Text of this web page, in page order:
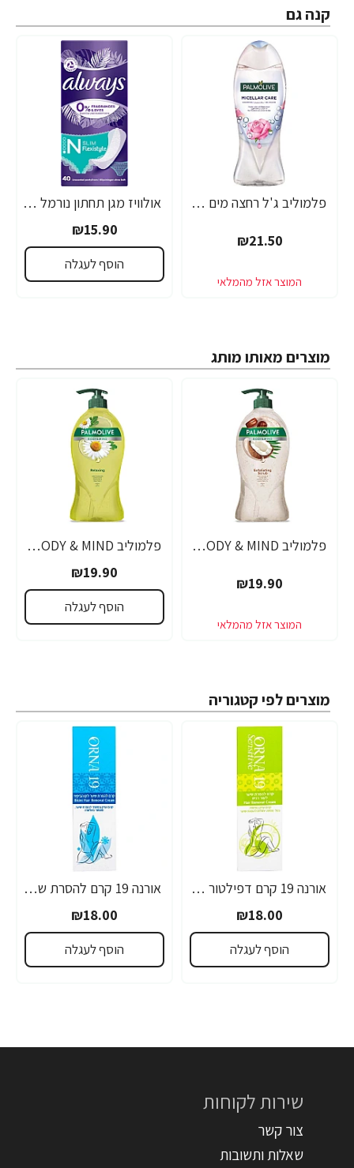
קנה גם
פלמוליב ג'ל רחצה מים מיסלריים ורדים 500 מ"ל - מבית Palmolive
₪21.50
אולוויז מגן תחתון נורמל סלים פלקס ללא בישום 40 יחידות
₪15.90
הוסף לעגלה
מוצרים מאותו מותג
פלמוליב BODY & MIND ג'ל רחצה מועשר בשמן קוקוס ושמן חוחובה 750 מ"ל - מבית Palmolive
₪19.90
פלמוליב BODY & MIND ג'ל רחצה מרגיע מועשר בתמציות קמומיל ושמנים 750 מ"ל - מבית Palmolive
₪19.90
הוסף לעגלה
מוצרים לפי קטגוריה
אורנה 19 קרם דפילטור לעור רגיש 80 גרם
₪18.00
הוסף לעגלה
אורנה 19 קרם להסרת שיער לקו הביקיני 90 מ"ל
₪18.00
הוסף לעגלה
שירות לקוחות
צור קשר
שאלות ותשובות